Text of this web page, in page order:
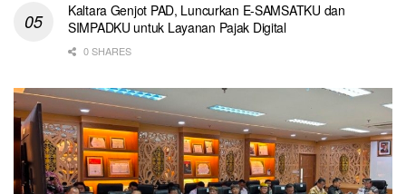
Kaltara Genjot PAD, Luncurkan E-SAMSATKU dan
SIMPADKU untuk Layanan Pajak Digital
0 SHARES